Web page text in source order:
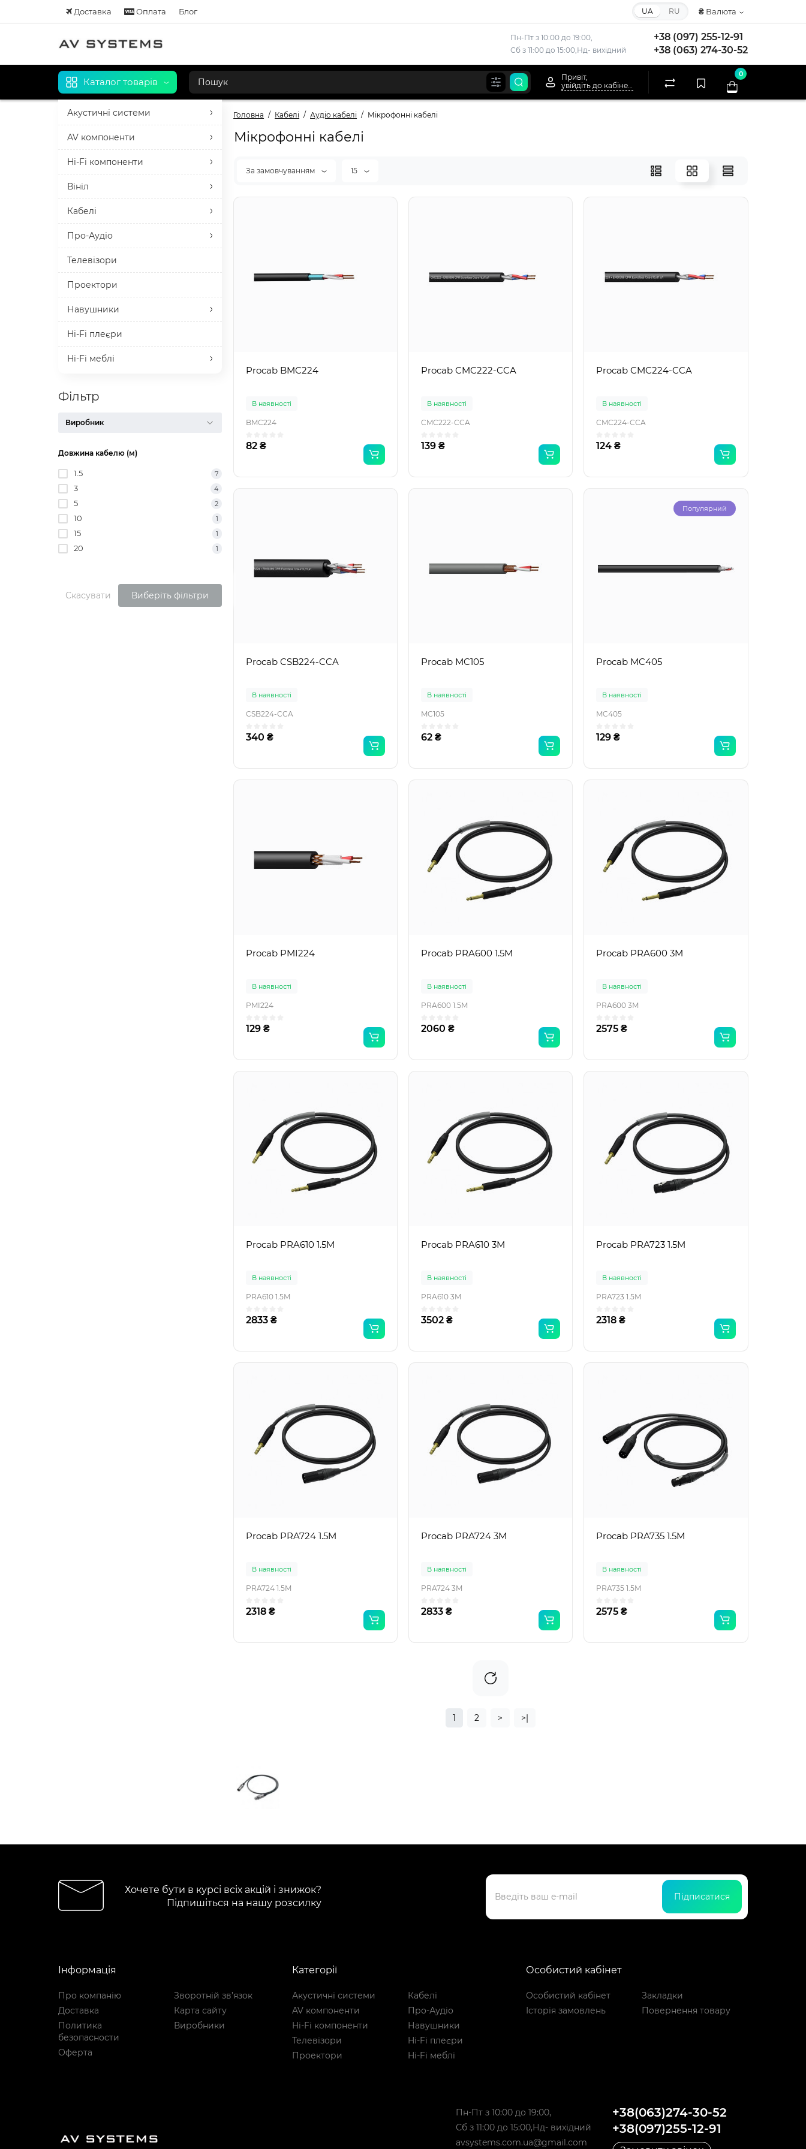
Доставка Оплата Блог ₴ Валюта
UA RU
Пн-Пт з 10:00 до 19:00,
Сб з 11:00 до 15:00,Нд- вихідний
+38 (097) 255-12-91
+38 (063) 274-30-52
Каталог товарів
Акустичні системи
AV компоненти
Hi-Fi компоненти
Вініл
Кабелі
Про-Аудіо
Телевізори
Проектори
Навушники
Hi-Fi плеєри
Hi-Fi меблі
Привіт,
увійдіть до кабінету
0
Головна Кабелі Аудіо кабелі Мікрофонні кабелі
Фільтр
Виробник
Довжина кабелю (м)
1.5 7
3 4
5 2
10 1
15 1
20 1
Скасувати Виберіть фільтри
Мікрофонні кабелі
За замовчуванням 15
Procab BMC224
В наявності
BMC224
82 ₴
Procab CMC222-CCA
В наявності
CMC222-CCA
139 ₴
Procab CMC224-CCA
В наявності
CMC224-CCA
124 ₴
Procab CSB224-CCA
В наявності
CSB224-CCA
340 ₴
Procab MC105
В наявності
MC105
62 ₴
Популярний
Procab MC405
В наявності
MC405
129 ₴
Procab PMI224
В наявності
PMI224
129 ₴
Procab PRA600 1.5M
В наявності
PRA600 1.5M
2060 ₴
Procab PRA600 3M
В наявності
PRA600 3M
2575 ₴
Procab PRA610 1.5M
В наявності
PRA610 1.5M
2833 ₴
Procab PRA610 3M
В наявності
PRA610 3M
3502 ₴
Procab PRA723 1.5M
В наявності
PRA723 1.5M
2318 ₴
Procab PRA724 1.5M
В наявності
PRA724 1.5M
2318 ₴
Procab PRA724 3M
В наявності
PRA724 3M
2833 ₴
Procab PRA735 1.5M
В наявності
PRA735 1.5M
2575 ₴
1 2 > >|
Хочете бути в курсі всіх акцій і знижок?
Підпишіться на нашу розсилку
Підписатися
Інформація
Про компанію
Доставка
Политика
безопасности
Оферта
Зворотній зв’язок
Карта сайту
Виробники
Категорії
Акустичні системи
AV компоненти
Hi-Fi компоненти
Телевізори
Проектори
Кабелі
Про-Аудіо
Навушники
Hi-Fi плеєри
Hi-Fi меблі
Особистий кабінет
Особистий кабінет
Історія замовлень
Закладки
Повернення товару
Пн-Пт з 10:00 до 19:00,
Сб з 11:00 до 15:00,Нд- вихідний
avsystems.com.ua@gmail.com
+38(063)274-30-52
+38(097)255-12-91